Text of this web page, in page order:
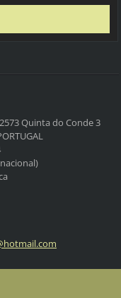
Quinta do Conde 3
tmail.com